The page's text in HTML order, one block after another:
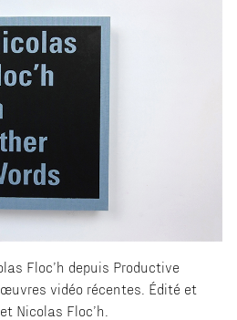
Floc’h depuis Productive
vidéo récentes. Édité et
Nicolas Floc’h.